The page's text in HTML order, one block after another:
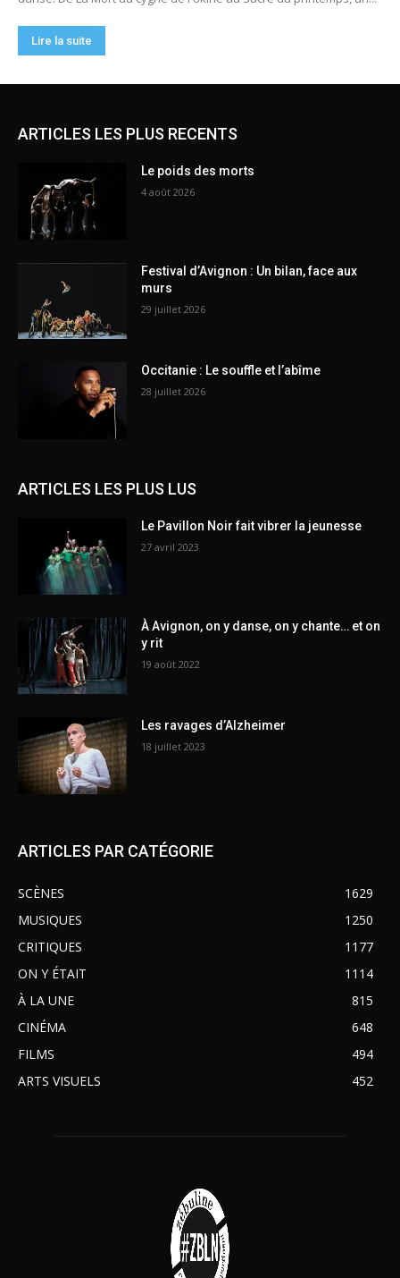
ARTICLES LES PLUS RECENTS
Le poids des morts
4 août 2026
Festival d’Avignon : Un bilan, face aux
murs
29 juillet 2026
Occitanie : Le souffle et l’abîme
28 juillet 2026
ARTICLES LES PLUS LUS
Le Pavillon Noir fait vibrer la jeunesse
27 avril 2023
À Avignon, on y danse, on y chante… et on
y rit
19 août 2022
Les ravages d’Alzheimer
18 juillet 2023
ARTICLES PAR CATÉGORIE
SCÈNES
1629
MUSIQUES
1250
CRITIQUES
1177
ON Y ÉTAIT
1114
À LA UNE
815
CINÉMA
648
FILMS
494
ARTS VISUELS
452